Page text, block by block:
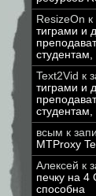
ResizeOn
тиграми и
Text2Vid к
тиграми и
всым к
MTProxy
Алексей к
печку на 4
способна